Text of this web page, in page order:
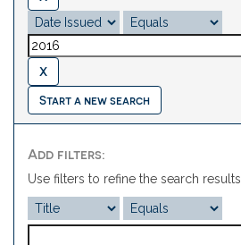
Start a new search
Add filters:
Use filters to refine the search results.